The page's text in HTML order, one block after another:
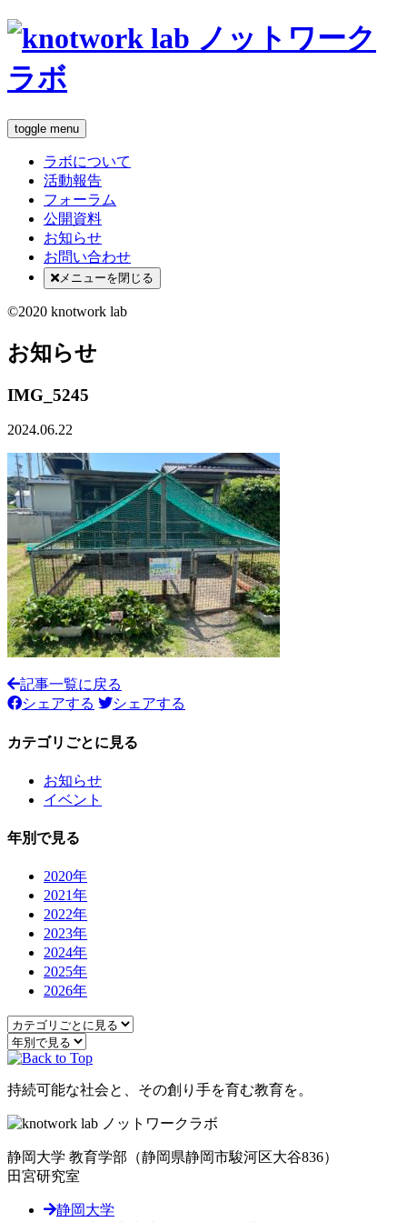
toggle menu
ラボについて
活動報告
フォーラム
公開資料
お知らせ
お問い合わせ
メニューを閉じる
©2020 knotwork lab
お知らせ
IMG_5245
2024.06.22
記事一覧に戻る
シェアする
シェアする
カテゴリごとに見る
お知らせ
イベント
年別で見る
2020年
2021年
2022年
2023年
2024年
2025年
2026年
持続可能な社会と、その創り手を育む教育を。
静岡大学 教育学部 （静岡県静岡市駿河区大谷836）
田宮研究室
静岡大学